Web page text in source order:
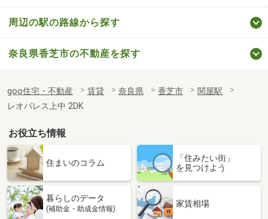
周辺の駅の路線から探す
奈良県香芝市の不動産を探す
goo住宅・不動産 賃貸 奈良県 香芝市
関屋駅
レオパレス上中 2DK
お役立ち情報
住まいのコラム
「住みたい街」
を見つけよう
暮らしのデータ
(補助金・助成金情報)
家賃相場